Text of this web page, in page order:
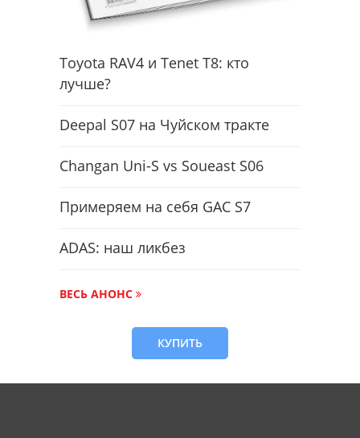
Toyota RAV4 и Tenet T8: кто
лучше?
Deepal S07 на Чуйском тракте
Changan Uni-S vs Soueast S06
Примеряем на себя GAC S7
ADAS: наш ликбез
ВЕСЬ АНОНС
КУПИТЬ